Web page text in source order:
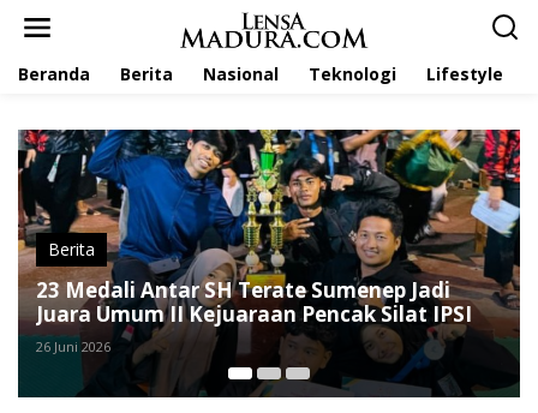
Beranda Berita Nasional Teknologi Lifestyle
Sumenep Jadi
Pencak Silat IPSI
Berita
Pagar Nusa Sumenep Raih
dan Atlet Terbaik di
26 Juni 2026